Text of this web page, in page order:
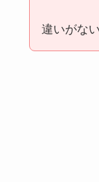
違いがな